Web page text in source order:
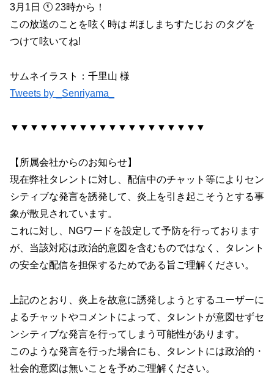
3月1日 🕚 23時から！
この放送のことを呟く時は #ほしまちすたじお のタグを
つけて呟いてね!
サムネイラスト：千里山 様
Tweets by _Senriyama_
▼▼▼▼▼▼▼▼▼▼▼▼▼▼▼▼▼▼▼▼
【所属会社からのお知らせ】
現在弊社タレントに対し、配信中のチャット等によりセン
シティブな発言を誘発して、炎上を引き起こそうとする事
象が散見されています。
これに対し、NGワードを設定して予防を行っております
が、当該対応は政治的意図を含むものではなく、タレント
の安全な配信を担保するためである旨ご理解ください。
上記のとおり、炎上を故意に誘発しようとするユーザーに
よるチャットやコメントによって、タレントが意図せずセ
ンシティブな発言を行ってしまう可能性があります。
このような発言を行った場合にも、タレントには政治的・
社会的意図は無いことを予めご理解ください。